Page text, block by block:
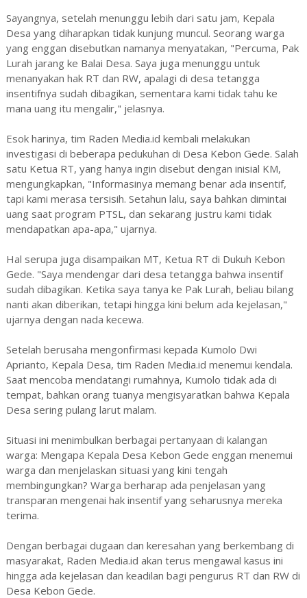
Sayangnya, setelah menunggu lebih dari satu jam, Kepala
Desa yang diharapkan tidak kunjung muncul. Seorang warga
yang enggan disebutkan namanya menyatakan, "Percuma, Pak
Lurah jarang ke Balai Desa. Saya juga menunggu untuk
menanyakan hak RT dan RW, apalagi di desa tetangga
insentifnya sudah dibagikan, sementara kami tidak tahu ke
mana uang itu mengalir," jelasnya.
Esok harinya, tim Raden Media.id kembali melakukan
investigasi di beberapa pedukuhan di Desa Kebon Gede. Salah
satu Ketua RT, yang hanya ingin disebut dengan inisial KM,
mengungkapkan, "Informasinya memang benar ada insentif,
tapi kami merasa tersisih. Setahun lalu, saya bahkan dimintai
uang saat program PTSL, dan sekarang justru kami tidak
mendapatkan apa-apa," ujarnya.
Hal serupa juga disampaikan MT, Ketua RT di Dukuh Kebon
Gede. "Saya mendengar dari desa tetangga bahwa insentif
sudah dibagikan. Ketika saya tanya ke Pak Lurah, beliau bilang
nanti akan diberikan, tetapi hingga kini belum ada kejelasan,"
ujarnya dengan nada kecewa.
Setelah berusaha mengonfirmasi kepada Kumolo Dwi
Aprianto, Kepala Desa, tim Raden Media.id menemui kendala.
Saat mencoba mendatangi rumahnya, Kumolo tidak ada di
tempat, bahkan orang tuanya mengisyaratkan bahwa Kepala
Desa sering pulang larut malam.
Situasi ini menimbulkan berbagai pertanyaan di kalangan
warga: Mengapa Kepala Desa Kebon Gede enggan menemui
warga dan menjelaskan situasi yang kini tengah
membingungkan? Warga berharap ada penjelasan yang
transparan mengenai hak insentif yang seharusnya mereka
terima.
Dengan berbagai dugaan dan keresahan yang berkembang di
masyarakat, Raden Media.id akan terus mengawal kasus ini
hingga ada kejelasan dan keadilan bagi pengurus RT dan RW di
Desa Kebon Gede.